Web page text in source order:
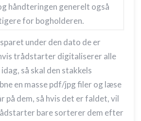
håndteringen generelt også
for bogholderen.
under den dato de er
trådstarter digitaliserer alle
så skal den stakkels
en masse pdf/jpg filer og læse
på dem, så hvis det er faldet, vil
bare sorterer dem efter